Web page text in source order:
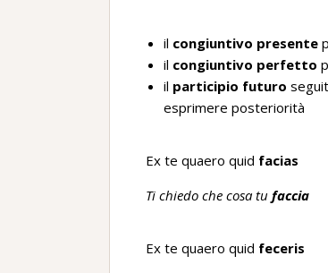
il congiuntivo presente
il congiuntivo perfetto
il participio futuro
esprimere posteriorità
Ex te quaero quid facias
Ti chiedo che cosa tu faccia
Ex te quaero quid feceris